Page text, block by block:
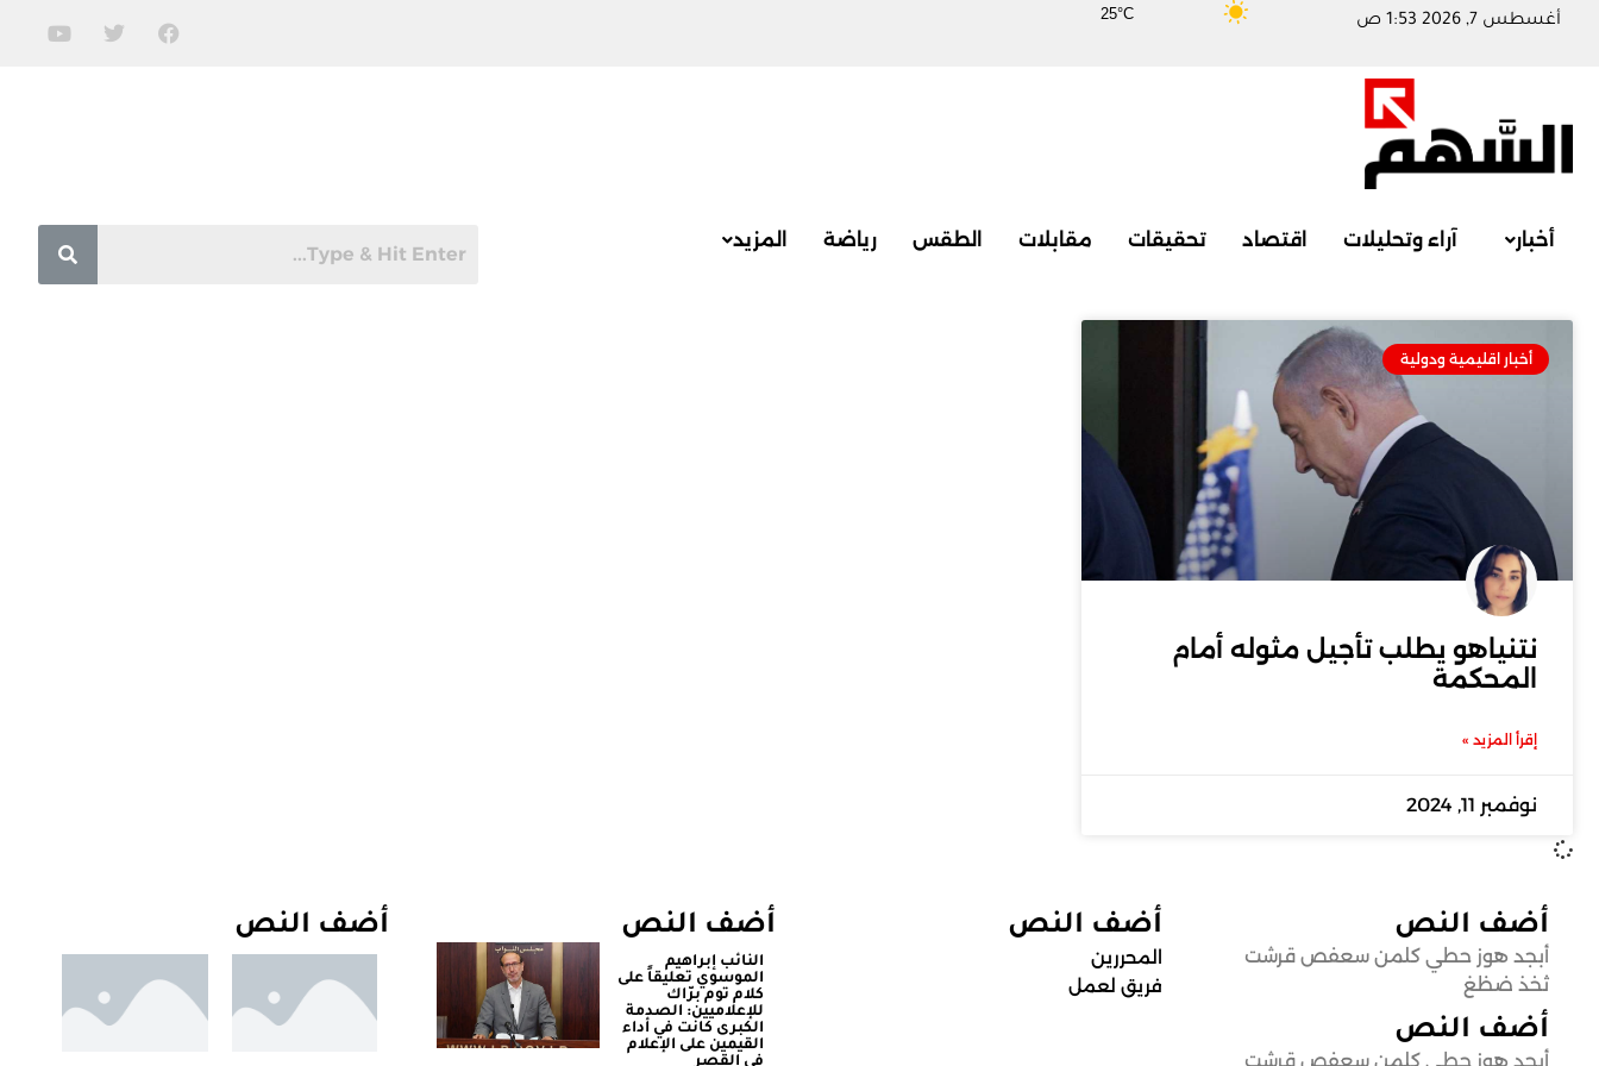
25°C أغسطس 7, 2026 1:53 ص
أخبار آراء وتحليلات اقتصاد تحقيقات مقابلات الطقس رياضة المزيد
أخبار اقليمية ودولية
نتنياهو يطلب تأجيل مثوله أمام
المحكمة
إقرأ المزيد »
نوفمبر 11, 2024
أضف النص
أبجد هوز حطي كلمن سعفص قرشت
ثخذ ضظغ
أضف النص
أبجد هوز حطي كلمن سعفص قرشت
أضف النص
المحررين
فريق لعمل
أضف النص
النائب إبراهيم
الموسوي تعليقاً على
كلام توم برّاك
للإعلاميين: الصدمة
الكبرى كانت في أداء
القيمين على ‏الإعلام
في القصر
أضف النص